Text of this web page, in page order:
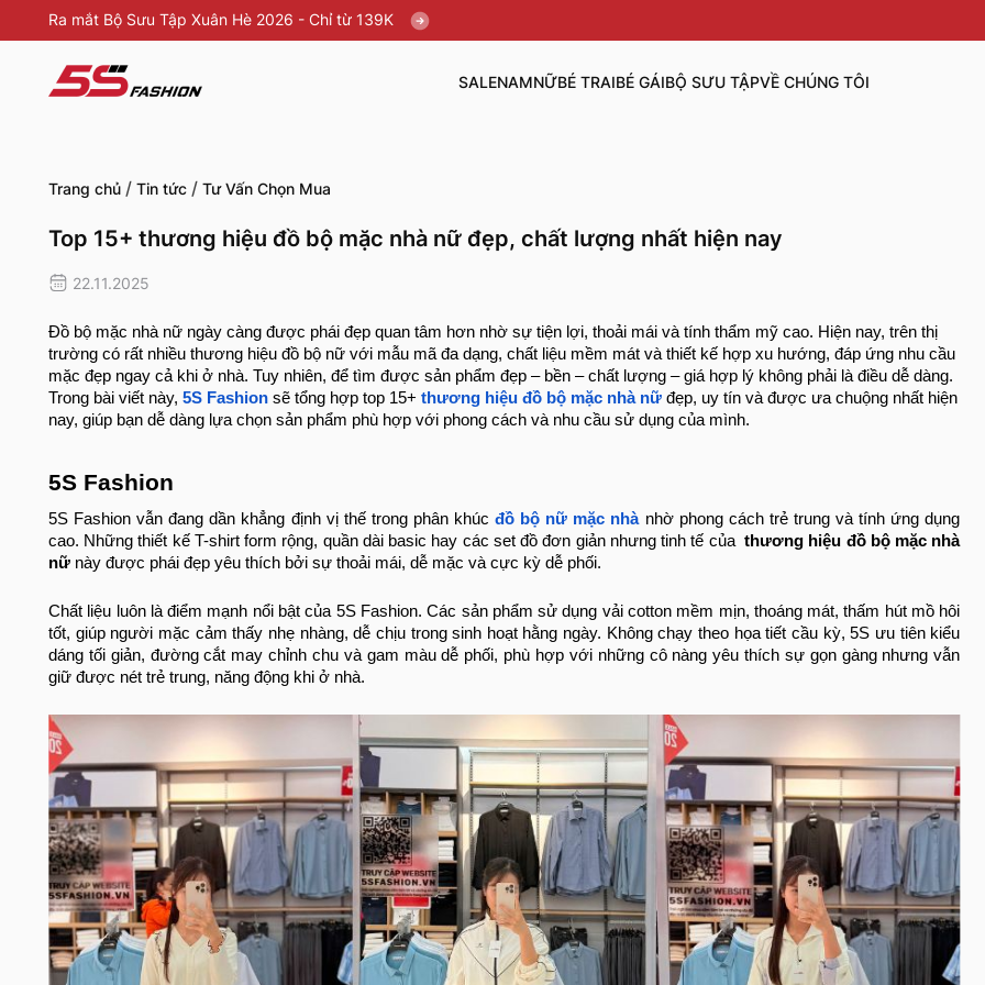
Ra mắt Bộ Sưu Tập Xuân Hè 2026 - Chỉ từ 139K
SALENAMNỮBÉ TRAIBÉ GÁIBỘ SƯU TẬPVỀ CHÚNG TÔI
Trang chủ / Tin tức / Tư Vấn Chọn Mua
Top 15+ thương hiệu đồ bộ mặc nhà nữ đẹp, chất lượng nhất hiện nay
22.11.2025
Đồ bộ mặc nhà nữ ngày càng được phái đẹp quan tâm hơn nhờ sự tiện lợi, thoải mái và tính thẩm mỹ cao. Hiện nay, trên thị
trường có rất nhiều thương hiệu đồ bộ nữ với mẫu mã đa dạng, chất liệu mềm mát và thiết kế hợp xu hướng, đáp ứng nhu cầu
mặc đẹp ngay cả khi ở nhà. Tuy nhiên, để tìm được sản phẩm đẹp – bền – chất lượng – giá hợp lý không phải là điều dễ dàng.
Trong bài viết này, 5S Fashion sẽ tổng hợp top 15+ thương hiệu đồ bộ mặc nhà nữ đẹp, uy tín và được ưa chuộng nhất hiện
nay, giúp bạn dễ dàng lựa chọn sản phẩm phù hợp với phong cách và nhu cầu sử dụng của mình.
5S Fashion
5S Fashion vẫn đang dần khẳng định vị thế trong phân khúcđồ bộ nữ mặc nhà nhờ phong cách trẻ trung và tính ứng dụng
cao. Những thiết kế T-shirt form rộng, quần dài basic hay các set đồ đơn giản nhưng tinh tế của thương hiệu đồ bộ mặc nhà
nữ này được phái đẹp yêu thích bởi sự thoải mái, dễ mặc và cực kỳ dễ phối.
Chất liệu luôn là điểm mạnh nổi bật của 5S Fashion. Các sản phẩm sử dụng vải cotton mềm mịn, thoáng mát, thấm hút mồ hôi
tốt, giúp người mặc cảm thấy nhẹ nhàng, dễ chịu trong sinh hoạt hằng ngày. Không chạy theo họa tiết cầu kỳ, 5S ưu tiên kiểu
dáng tối giản, đường cắt may chỉnh chu và gam màu dễ phối, phù hợp với những cô nàng yêu thích sự gọn gàng nhưng vẫn
giữ được nét trẻ trung, năng động khi ở nhà.